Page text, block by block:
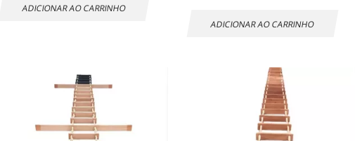
ADICIONAR AO CARRINHO
ADICIONAR AO CARRINHO